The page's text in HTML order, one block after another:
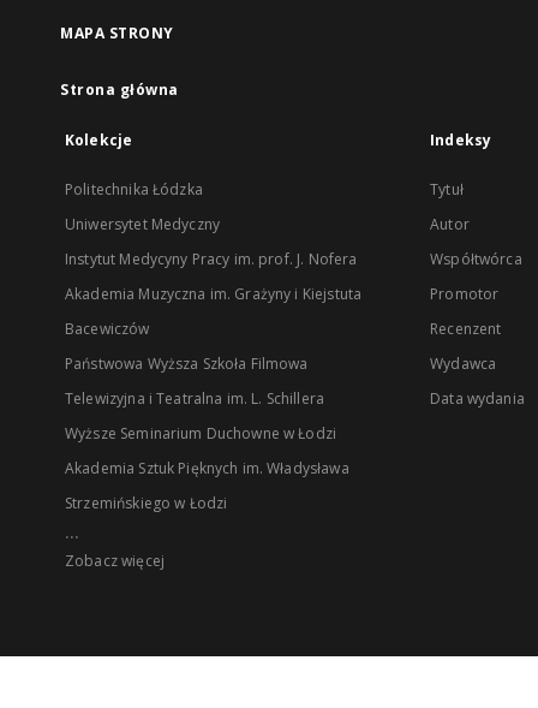
MAPA STRONY
Strona główna
Kolekcje
Politechnika Łódzka
Uniwersytet Medyczny
Instytut Medycyny Pracy im. prof. J. Nofera
Akademia Muzyczna im. Grażyny i Kiejstuta
Bacewiczów
Państwowa Wyższa Szkoła Filmowa
Telewizyjna i Teatralna im. L. Schillera
Wyższe Seminarium Duchowne w Łodzi
Akademia Sztuk Pięknych im. Władysława
Strzemińskiego w Łodzi
...
Zobacz więcej
Indeksy
Tytuł
Autor
Współtwórca
Promotor
Recenzent
Wydawca
Data wydania